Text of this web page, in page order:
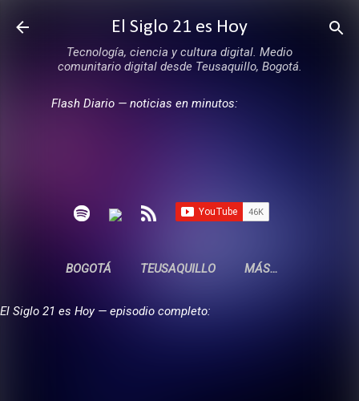
Ir al contenido principal
El Siglo 21 es Hoy
Tecnología, ciencia y cultura digital. Medio
comunitario digital desde Teusaquillo, Bogotá.
Flash Diario — noticias en minutos:
BOGOTÁ TEUSAQUILLO MÁS…
El Siglo 21 es Hoy — episodio completo: